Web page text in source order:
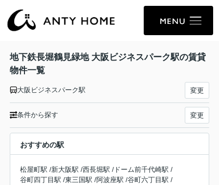
地下鉄長堀鶴見緑地 大阪ビジネスパーク駅の賃貸
物件一覧
大阪ビジネスパーク駅 変更
条件から探す 変更
おすすめの駅
松屋町駅 /新大阪駅 /西長堀駅 / ドーム前千代崎駅 /
谷町四丁目駅 /東三国駅 /阿波座駅 /谷町六丁目駅 /